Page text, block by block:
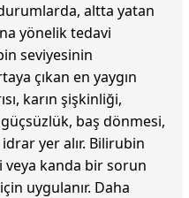
altta yatan
yönelik tedavi
seviyesinin
çıkan en yaygın
karın şişkinliği,
baş dönmesi,
yer alır. Bilirubin
veya kanda bir sorun
uygulanır. Daha